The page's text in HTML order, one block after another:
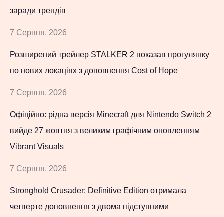
заради трендів
7 Серпня, 2026
Розширений трейлер STALKER 2 показав прогулянку
по нових локаціях з доповнення Cost of Hope
7 Серпня, 2026
Офіційно: рідна версія Minecraft для Nintendo Switch 2
вийде 27 жовтня з великим графічним оновленням
Vibrant Visuals
7 Серпня, 2026
Stronghold Crusader: Definitive Edition отримала
четверте доповнення з двома підступними